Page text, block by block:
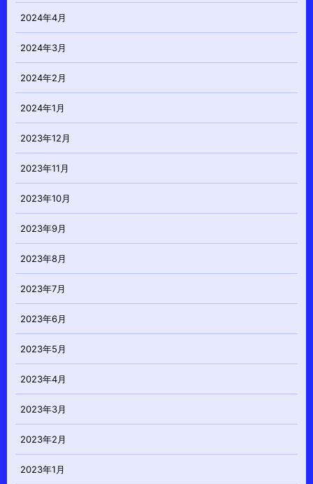
2024年4月
2024年3月
2024年2月
2024年1月
2023年12月
2023年11月
2023年10月
2023年9月
2023年8月
2023年7月
2023年6月
2023年5月
2023年4月
2023年3月
2023年2月
2023年1月